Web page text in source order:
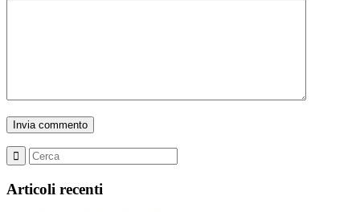
Articoli recenti